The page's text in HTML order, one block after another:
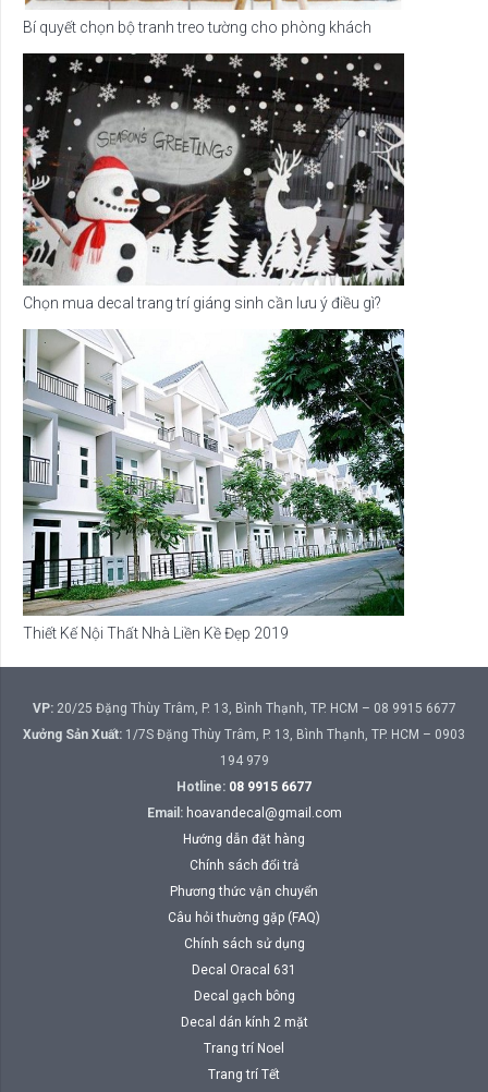
Bí quyết chọn bộ tranh treo tường cho phòng khách
Chọn mua decal trang trí giáng sinh cần lưu ý điều gì?
Thiết Kế Nội Thất Nhà Liền Kề Đẹp 2019
VP:20/25 Đặng Thùy Trâm, P. 13, Bình Thạnh, TP. HCM – 08 9915 6677
Xưởng Sản Xuất: 1/7S Đặng Thùy Trâm, P. 13, Bình Thạnh, TP. HCM – 0903
194 979
Hotline: 08 9915 6677
Email: hoavandecal@gmail.com
Hướng dẫn đặt hàng
Chính sách đổi trả
Phương thức vận chuyển
Câu hỏi thường gặp (FAQ)
Chính sách sử dụng
Decal Oracal 631
Decal gạch bông
Decal dán kính 2 mặt
Trang trí Noel
Trang trí Tết